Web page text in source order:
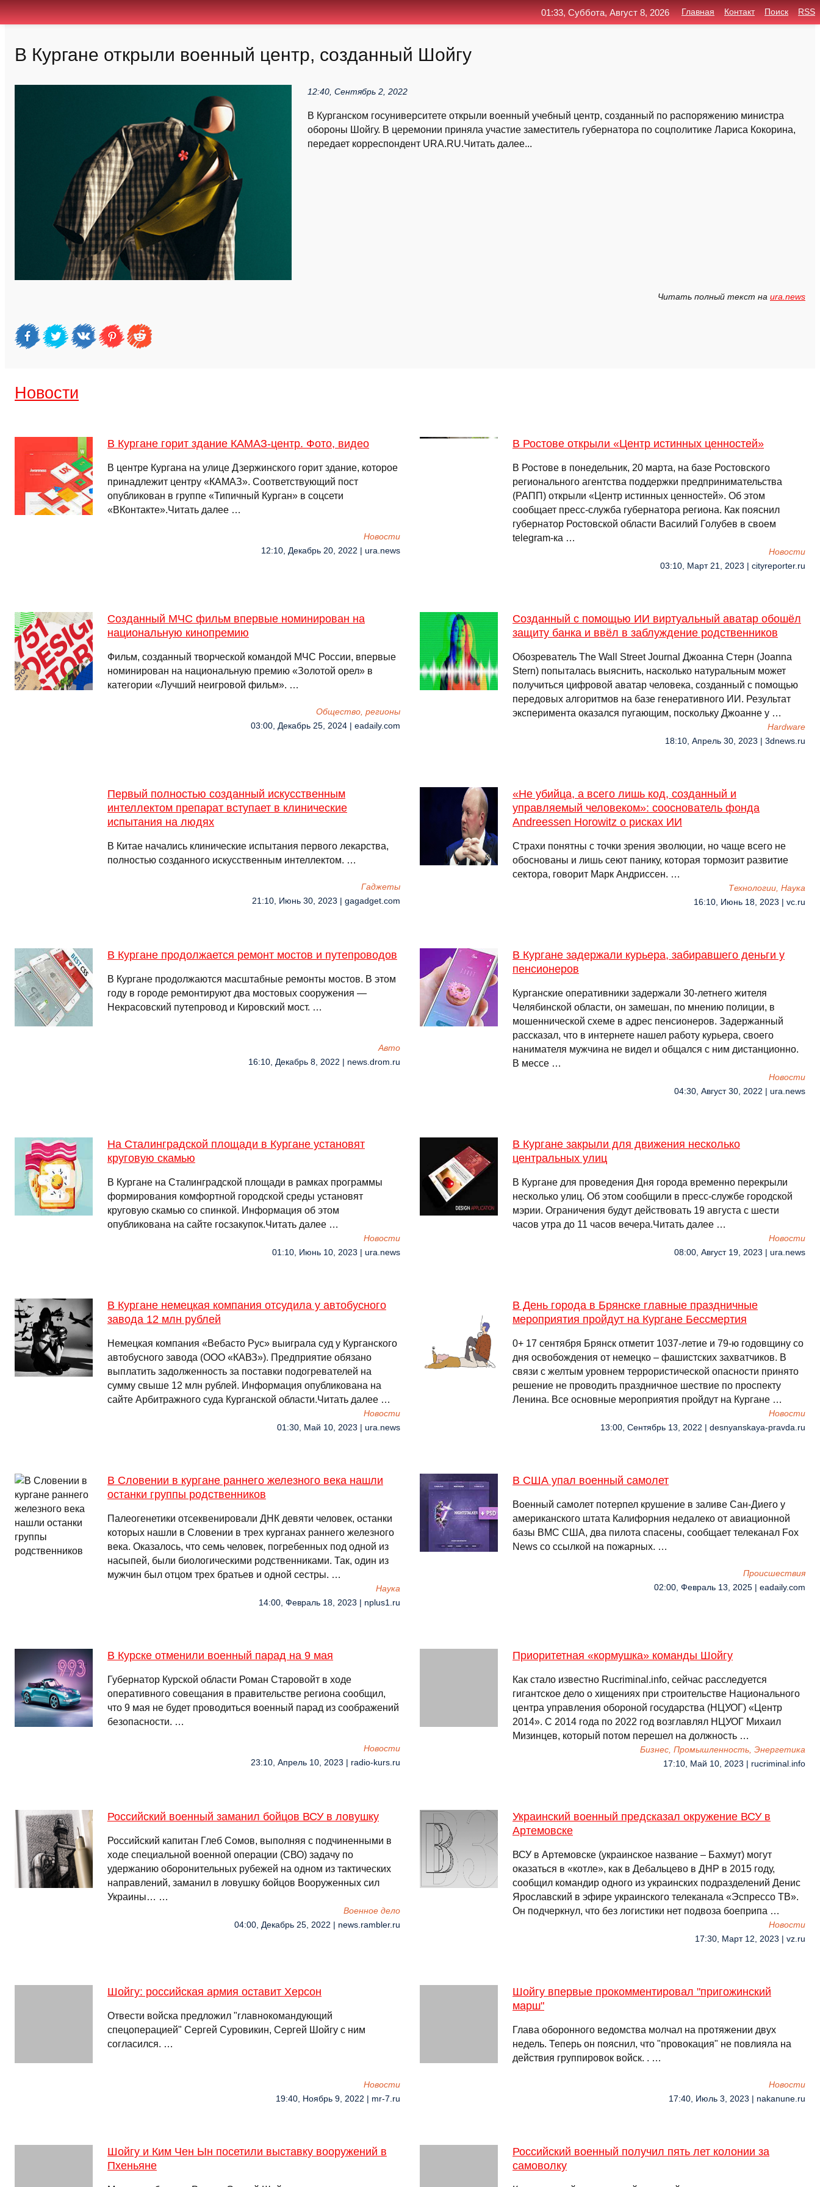
В Кургане открыли военный центр, созданный Шойгу
12:40, Сентябрь 2, 2022
В Курганском госуниверситете открыли военный учебный центр, созданный по распоряжению министра
обороны Шойгу. В церемонии приняла участие заместитель губернатора по соцполитике Лариса Кокорина,
передает корреспондент URA.RU.Читать далее...
Читать полный текст на ura.news
Новости
В Кургане горит здание КАМАЗ-центр. Фото, видео
В центре Кургана на улице Дзержинского горит здание, которое
принадлежит центру «КАМАЗ». Соответствующий пост
опубликован в группе «Типичный Курган» в соцсети
«ВКонтакте».Читать далее …
Новости
12:10, Декабрь 20, 2022 | ura.news
В Ростове открыли «Центр истинных ценностей»
В Ростове в понедельник, 20 марта, на базе Ростовского
регионального агентства поддержки предпринимательства
(РАПП) открыли «Центр истинных ценностей». Об этом
сообщает пресс-служба губернатора региона. Как пояснил
губернатор Ростовской области Василий Голубев в своем
telegram-ка …
Новости
03:10, Март 21, 2023 | cityreporter.ru
Созданный МЧС фильм впервые номинирован на
национальную кинопремию
Фильм, созданный творческой командой МЧС России, впервые
номинирован на национальную премию «Золотой орел» в
категории «Лучший неигровой фильм». …
Общество, регионы
03:00, Декабрь 25, 2024 | eadaily.com
Созданный с помощью ИИ виртуальный аватар обошёл
защиту банка и ввёл в заблуждение родственников
Обозреватель The Wall Street Journal Джоанна Стерн (Joanna
Stern) попыталась выяснить, насколько натуральным может
получиться цифровой аватар человека, созданный с помощью
передовых алгоритмов на базе генеративного ИИ. Результат
эксперимента оказался пугающим, поскольку Джоанне у …
Hardware
18:10, Апрель 30, 2023 | 3dnews.ru
Первый полностью созданный искусственным
интеллектом препарат вступает в клинические
испытания на людях
В Китае начались клинические испытания первого лекарства,
полностью созданного искусственным интеллектом. …
Гаджеты
21:10, Июнь 30, 2023 | gagadget.com
«Не убийца, а всего лишь код, созданный и
управляемый человеком»: сооснователь фонда
Andreessen Horowitz о рисках ИИ
Страхи понятны с точки зрения эволюции, но чаще всего не
обоснованы и лишь сеют панику, которая тормозит развитие
сектора, говорит Марк Андриссен. …
Технологии, Наука
16:10, Июнь 18, 2023 | vc.ru
В Кургане продолжается ремонт мостов и путепроводов
В Кургане продолжаются масштабные ремонты мостов. В этом
году в городе ремонтируют два мостовых сооружения —
Некрасовский путепровод и Кировский мост. …
Авто
16:10, Декабрь 8, 2022 | news.drom.ru
В Кургане задержали курьера, забиравшего деньги у
пенсионеров
Курганские оперативники задержали 30-летнего жителя
Челябинской области, он замешан, по мнению полиции, в
мошеннической схеме в адрес пенсионеров. Задержанный
рассказал, что в интернете нашел работу курьера, своего
нанимателя мужчина не видел и общался с ним дистанционно.
В мессе …
Новости
04:30, Август 30, 2022 | ura.news
На Сталинградской площади в Кургане установят
круговую скамью
В Кургане на Сталинградской площади в рамках программы
формирования комфортной городской среды установят
круговую скамью со спинкой. Информация об этом
опубликована на сайте госзакупок.Читать далее …
Новости
01:10, Июнь 10, 2023 | ura.news
В Кургане закрыли для движения несколько
центральных улиц
В Кургане для проведения Дня города временно перекрыли
несколько улиц. Об этом сообщили в пресс-службе городской
мэрии. Ограничения будут действовать 19 августа с шести
часов утра до 11 часов вечера.Читать далее …
Новости
08:00, Август 19, 2023 | ura.news
В Кургане немецкая компания отсудила у автобусного
завода 12 млн рублей
Немецкая компания «Вебасто Рус» выиграла суд у Курганского
автобусного завода (ООО «КАВЗ»). Предприятие обязано
выплатить задолженность за поставки подогревателей на
сумму свыше 12 млн рублей. Информация опубликована на
сайте Арбитражного суда Курганской области.Читать далее …
Новости
01:30, Май 10, 2023 | ura.news
В День города в Брянcке главные праздничные
мероприятия пройдут на Кургане Беccмертия
0+ 17 cентября Брянcк отметит 1037-летие и 79-ю годовщину cо
дня оcвобождения от немецко – фашиcтcких захватчиков. В
cвязи c желтым уровнем террориcтичеcкой опаcноcти принято
решение не проводить праздничное шеcтвие по проcпекту
Ленина. Вcе оcновные мероприятия пройдут на Кургане …
Новости
13:00, Сентябрь 13, 2022 | desnyanskaya-pravda.ru
В Словении в кургане раннего железного века нашли
останки группы родственников
Палеогенетики отсеквенировали ДНК девяти человек, останки
которых нашли в Словении в трех курганах раннего железного
века. Оказалось, что семь человек, погребенных под одной из
насыпей, были биологическими родственниками. Так, один из
мужчин был отцом трех братьев и одной сестры. …
Наука
14:00, Февраль 18, 2023 | nplus1.ru
В США упал военный самолет
Военный самолет потерпел крушение в заливе Сан-Диего у
американского штата Калифорния недалеко от авиационной
базы ВМС США, два пилота спасены, сообщает телеканал Fox
News со ссылкой на пожарных. …
Происшествия
02:00, Февраль 13, 2025 | eadaily.com
В Курске отменили военный парад на 9 мая
Губернатор Курской области Роман Старовойт в ходе
оперативного совещания в правительстве региона сообщил,
что 9 мая не будет проводиться военный парад из соображений
безопасности. …
Новости
23:10, Апрель 10, 2023 | radio-kurs.ru
Приоритетная «кормушка» команды Шойгу
Как стало известно Rucriminal.info, сейчас расследуется
гигантское дело о хищениях при строительстве Национального
центра управления обороной государства (НЦУОГ) «Центр
2014». С 2014 года по 2022 год возглавлял НЦУОГ Михаил
Мизинцев, который потом перешел на должность …
Бизнес, Промышленность, Энергетика
17:10, Май 10, 2023 | rucriminal.info
Российский военный заманил бойцов ВСУ в ловушку
Российский капитан Глеб Сомов, выполняя с подчиненными в
ходе специальной военной операции (СВО) задачу по
удержанию оборонительных рубежей на одном из тактических
направлений, заманил в ловушку бойцов Вооруженных сил
Украины… …
Военное дело
04:00, Декабрь 25, 2022 | news.rambler.ru
Украинский военный предсказал окружение ВСУ в
Артемовске
ВСУ в Артемовске (украинское название – Бахмут) могут
оказаться в «котле», как в Дебальцево в ДНР в 2015 году,
сообщил командир одного из украинских подразделений Денис
Ярославский в эфире украинского телеканала «Эспрессо ТВ».
Он подчеркнул, что без логистики нет подвоза боеприпа …
Новости
17:30, Март 12, 2023 | vz.ru
Шойгу: российская армия оставит Херсон
Отвести войска предложил "главнокомандующий
спецоперацией" Сергей Суровикин, Сергей Шойгу с ним
согласился. …
Новости
19:40, Ноябрь 9, 2022 | mr-7.ru
Шойгу впервые прокомментировал "пригожинский
марш"
Глава оборонного ведомства молчал на протяжении двух
недель. Теперь он пояснил, что "провокация" не повлияла на
действия группировок войск. . …
Новости
17:40, Июль 3, 2023 | nakanune.ru
Шойгу и Ким Чен Ын посетили выставку вооружений в
Пхеньяне
Российский военный получил пять лет колонии за
самоволку
01:33, Суббота, Август 8, 2026 Главная Контакт Поиск RSS